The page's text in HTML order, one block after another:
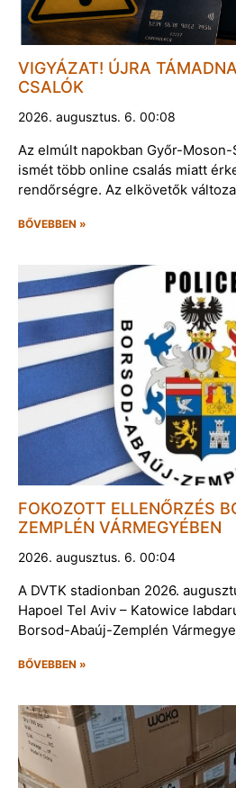
VIGYÁZAT! ÚJRA
CSALÓK
2026. augusztus. 6. 00:08
Az elmúlt napokban Győr-
ismét több online csalás miatt
rendőrségre. Az elkövetők
BŐVEBBEN »
FOKOZOTT ELLENŐRZÉS
ZEMPLÉN VÁRMEGYÉBEN
2026. augusztus. 6. 00:04
A DVTK stadionban 2026.
Hapoel Tel Aviv – Katowice
Borsod-Abaúj-Zemplén
BŐVEBBEN »